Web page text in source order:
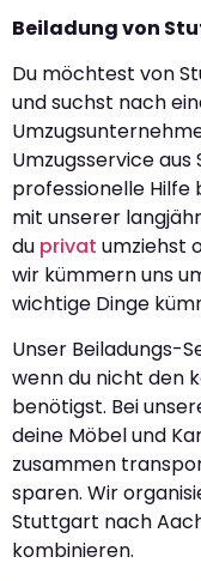
Beiladung von
Du möchtest von
und suchst nach
Umzugsservice
professionelle Hilfe
mit unserer
du privat umziehst
wir kümmern uns
wichtige Dinge
Unser Beiladungs-
wenn du nicht den
benötigst. Bei
deine Möbel und
zusammen
sparen. Wir
Stuttgart nach
kombinieren.